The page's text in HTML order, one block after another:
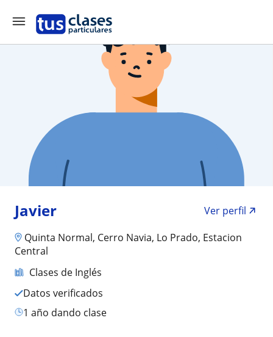
Javier
Ver perfil
Quinta Normal, Cerro Navia, Lo Prado, Estacion
Central
Clases de Inglés
Datos verificados
1 año dando clase